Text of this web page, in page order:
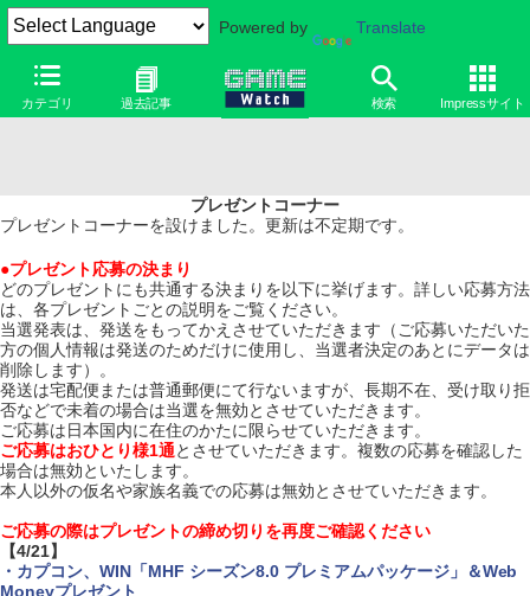
Powered by Translate
カテゴリ 過去記事 検索 Impressサイト
プレゼントコーナー
プレゼントコーナーを設けました。更新は不定期です。
●プレゼント応募の決まり
どのプレゼントにも共通する決まりを以下に挙げます。詳しい応募方法
は、各プレゼントごとの説明をご覧ください。
当選発表は、発送をもってかえさせていただきます（ご応募いただいた
方の個人情報は発送のためだけに使用し、当選者決定のあとにデータは
削除します）。
発送は宅配便または普通郵便にて行ないますが、長期不在、受け取り拒
否などで未着の場合は当選を無効とさせていただきます。
ご応募は日本国内に在住のかたに限らせていただきます。
ご応募はおひとり様1通とさせていただきます。複数の応募を確認した
場合は無効といたします。
本人以外の仮名や家族名義での応募は無効とさせていただきます。
ご応募の際はプレゼントの締め切りを再度ご確認ください
【4/21】
・カプコン、WIN「MHF シーズン8.0 プレミアムパッケージ」＆Web
Moneyプレゼント